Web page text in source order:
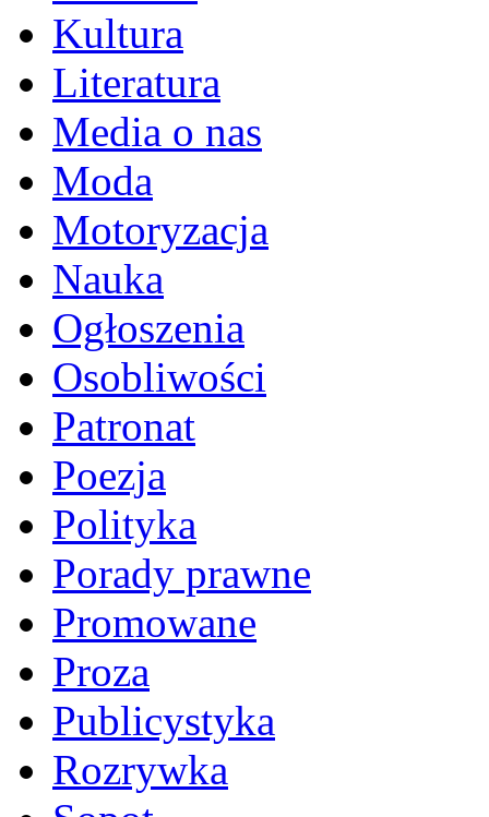
Kultura
Literatura
Media o nas
Moda
Motoryzacja
Nauka
Ogłoszenia
Osobliwości
Patronat
Poezja
Polityka
Porady prawne
Promowane
Proza
Publicystyka
Rozrywka